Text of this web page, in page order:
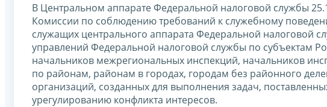
В Центральном аппарате Федеральной налоговой службы
Комиссии по соблюдению требований к служебному
служащих центрального аппарата Федеральной налоговой
управлений Федеральной налоговой службы по субъектам
начальников межрегиональных инспекций, начальников
по районам, районам в городах, городам без районного
организаций, созданных для выполнения задач,
урегулированию конфликта интересов.